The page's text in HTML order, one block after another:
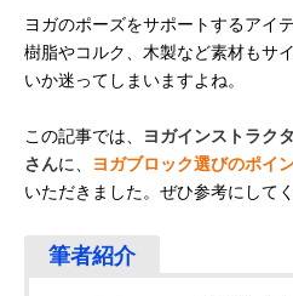
ヨガのポーズをサポートするアイ
樹脂やコルク、木製など素材もサ
いか迷ってしまいますよね。
この記事では、
ヨガインストラク
さんに、 ヨガブロック選びのポイ
いただきました。ぜひ参考にしてく